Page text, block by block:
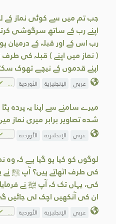
جب تم میں سے کوئی نماز کے
اپنے رب کے ساتھ سرگوشی
رب اس کے اور قبلہ کے
( نماز میں اپنے ) قبلہ کی طرف
اپنے قدموں کے نیچے تھوک
عربي الإنجليزية الأوردية
میرے سامنے سے اپنا یہ پردہ
شدہ تصاویر برابر میری نماز
عربي الإنجليزية الأوردية
لوگوں کو کیا ہو گیا ہے کہ وہ
کی طرف اٹھاتے ہیں؟ آپ ﷺ
کی، یہاں تک کہ آپ ﷺ نے
ان کی آنکھیں اچک لی جائیں
عربي الإنجليزية الأوردية